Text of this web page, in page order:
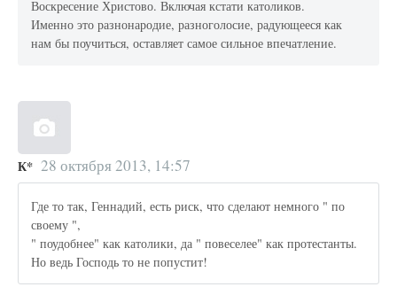
Воскресение Христово. Включая кстати католиков.
Именно это разнонародие, разноголосие, радующееся как
нам бы поучиться, оставляет самое сильное впечатление.
К* 28 октября 2013, 14:57
Где то так, Геннадий, есть риск, что сделают немного " по
своему ",
" поудобнее" как католики, да " повеселее" как протестанты.
Но ведь Господь то не попустит!